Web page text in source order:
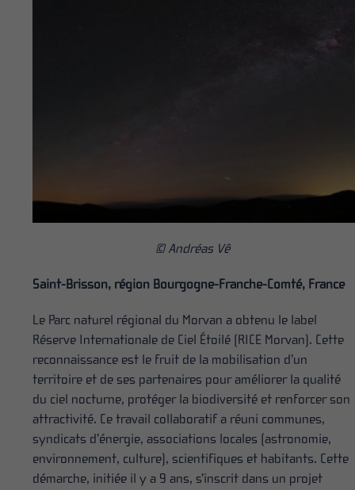
© Andréas Vê
Saint-Brisson, région Bourgogne-Franche-Comté, France
Le Parc naturel régional du Morvan a obtenu le label
Réserve Internationale de Ciel Étoilé (RICE Morvan). Cette
reconnaissance est le fruit de la mobilisation d’un
territoire et de ses partenaires pour améliorer la qualité
du ciel nocturne, protéger la biodiversité et renforcer son
attractivité. Ce travail collaboratif a réuni communes,
syndicats d’énergie, associations locales (astronomie,
environnement, culture), scientifiques et habitants. Cette
démarche, initiée il y a 9 ans, s’inscrit dans un projet